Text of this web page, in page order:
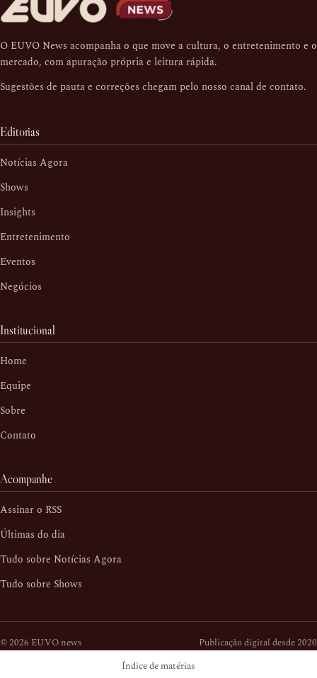
O EUVO News acompanha o que move a cultura, o entretenimento e o
mercado, com apuração própria e leitura rápida.
Sugestões de pauta e correções chegam pelo nosso canal de contato.
Editorias
Notícias Agora
Shows
Insights
Entretenimento
Eventos
Negócios
Institucional
Home
Equipe
Sobre
Contato
Acompanhe
Assinar o RSS
Últimas do dia
Tudo sobre Notícias Agora
Tudo sobre Shows
© 2026 EUVO news
Publicação digital desde 2020
Índice de matérias